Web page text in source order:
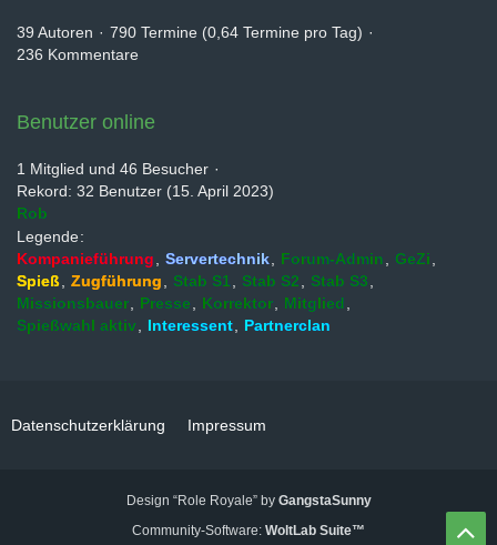
39 Autoren
790 Termine (0,64 Termine pro Tag)
236 Kommentare
Benutzer online
1 Mitglied und 46 Besucher
Rekord: 32 Benutzer (15. April 2023)
Rob
Legende
Kompanieführung
Servertechnik Forum-Admin
GeZi
Spieß
Zugführung Stab S1 Stab S2
Stab S3
Missionsbauer
Presse Korrektor
Mitglied
Spießwahl aktiv
Interessent Partnerclan
Datenschutzerklärung Impressum
Design “Role Royale” by GangstaSunny
Community-Software: WoltLab Suite™